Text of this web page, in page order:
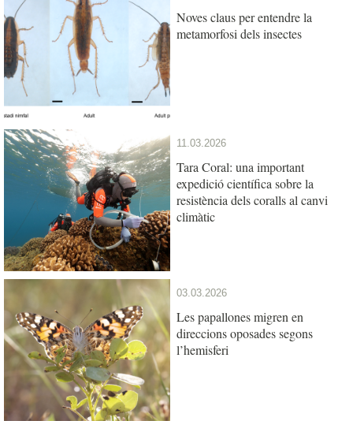
Noves claus per entendre la
metamorfosi dels insectes
11.03.2026
Tara Coral: una important
expedició científica sobre la
resistència dels coralls al canvi
climàtic
03.03.2026
Les papallones migren en
direccions oposades segons
l’hemisferi